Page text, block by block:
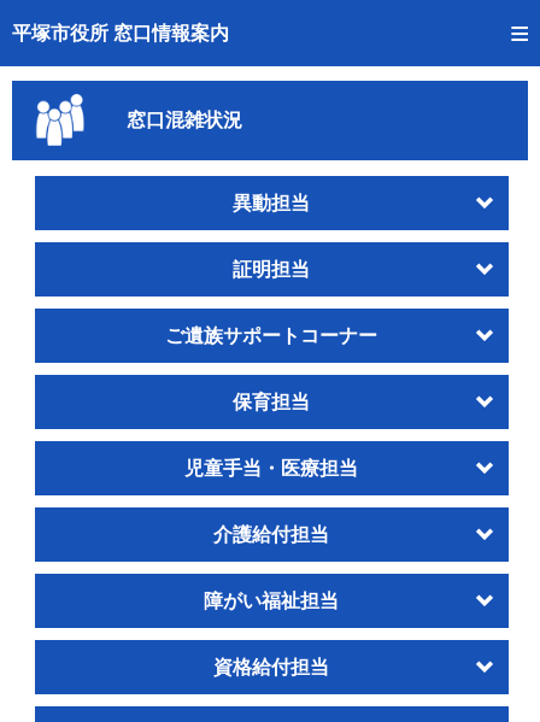
平塚市役所 窓口情報案内
トップページへ
ご利用方法
事前予約
窓口混雑状況
待ち状況確認
窓口混雑状況
異動担当
証明担当
ご遺族サポートコーナー
保育担当
児童手当・医療担当
介護給付担当
障がい福祉担当
資格給付担当